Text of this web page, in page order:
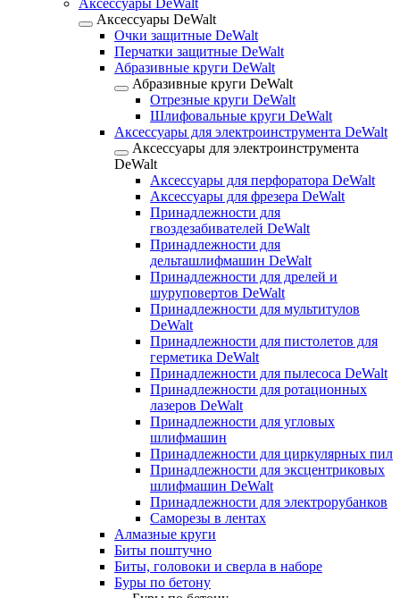
Аксессуары DeWalt
Аксессуары DeWalt
Очки защитные DeWalt
Перчатки защитные DeWalt
Абразивные круги DeWalt
Абразивные круги DeWalt
Отрезные круги DeWalt
Шлифовальные круги DeWalt
Аксессуары для электроинструмента DeWalt
Аксессуары для электроинструмента
DeWalt
Аксессуары для перфоратора DeWalt
Аксессуары для фрезера DeWalt
Принадлежности для
гвоздезабивателей DeWalt
Принадлежности для
дельташлифмашин DeWalt
Принадлежности для дрелей и
шуруповертов DeWalt
Принадлежности для мультитулов
DeWalt
Принадлежности для пистолетов для
герметика DeWalt
Принадлежности для пылесоса DeWalt
Принадлежности для ротационных
лазеров DeWalt
Принадлежности для угловых
шлифмашин
Принадлежности для циркулярных пил
Принадлежности для эксцентриковых
шлифмашин DeWalt
Принадлежности для электрорубанков
Саморезы в лентах
Алмазные круги
Биты поштучно
Биты, головоки и сверла в наборе
Буры по бетону